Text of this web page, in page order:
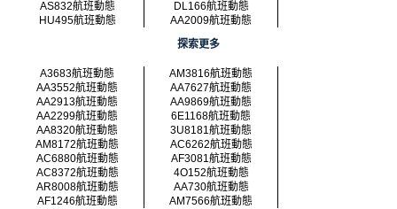
AS832航班動態
DL166航班動態
HU495航班動態
AA2009航班動態
探索更多
A3683航班動態
AM3816航班動態
AA3552航班動態
AA7627航班動態
AA2913航班動態
AA9869航班動態
AA2299航班動態
6E1168航班動態
AA8320航班動態
3U8181航班動態
AM8172航班動態
AC6262航班動態
AC6880航班動態
AF3081航班動態
AC8372航班動態
4O152航班動態
AR8008航班動態
AA730航班動態
AF1246航班動態
AM7566航班動態